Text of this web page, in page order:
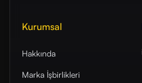
Kurumsal
Hakkında
Marka İşbirlikleri